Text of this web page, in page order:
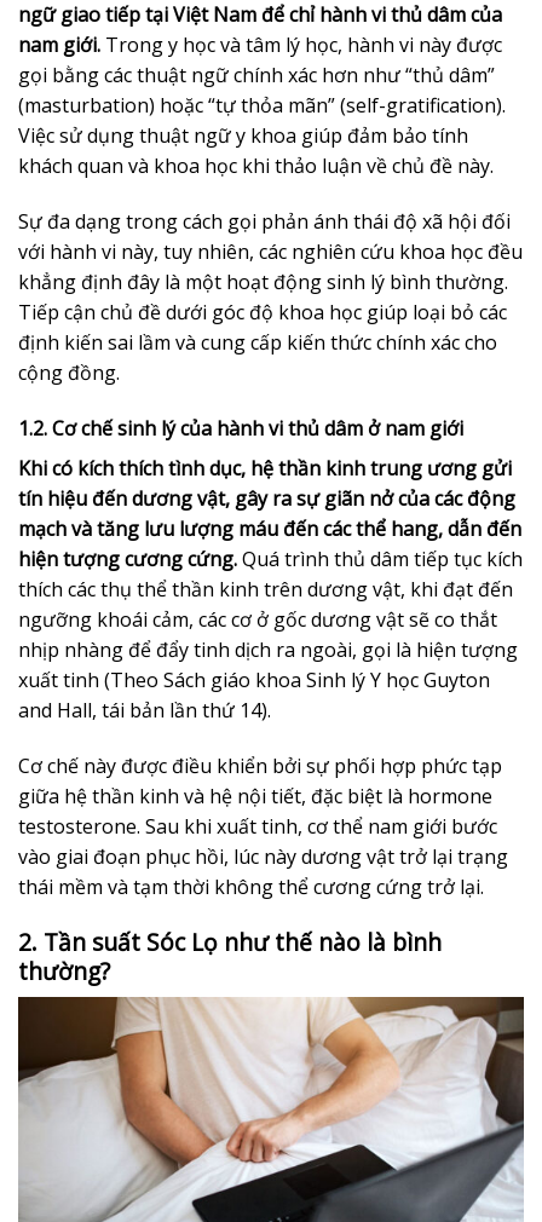
ngữ giao tiếp tại Việt Nam để chỉ hành vi thủ dâm của
nam giới. Trong y học và tâm lý học, hành vi này được
gọi bằng các thuật ngữ chính xác hơn như “thủ dâm”
(masturbation) hoặc “tự thỏa mãn” (self-gratification).
Việc sử dụng thuật ngữ y khoa giúp đảm bảo tính
khách quan và khoa học khi thảo luận về chủ đề này.
Sự đa dạng trong cách gọi phản ánh thái độ xã hội đối
với hành vi này, tuy nhiên, các nghiên cứu khoa học đều
khẳng định đây là một hoạt động sinh lý bình thường.
Tiếp cận chủ đề dưới góc độ khoa học giúp loại bỏ các
định kiến sai lầm và cung cấp kiến thức chính xác cho
cộng đồng.
1.2. Cơ chế sinh lý của hành vi thủ dâm ở nam giới
Khi có kích thích tình dục, hệ thần kinh trung ương gửi
tín hiệu đến dương vật, gây ra sự giãn nở của các động
mạch và tăng lưu lượng máu đến các thể hang, dẫn đến
hiện tượng cương cứng.Quá trình thủ dâm tiếp tục kích
thích các thụ thể thần kinh trên dương vật, khi đạt đến
ngưỡng khoái cảm, các cơ ở gốc dương vật sẽ co thắt
nhịp nhàng để đẩy tinh dịch ra ngoài, gọi là hiện tượng
xuất tinh (Theo Sách giáo khoa Sinh lý Y học Guyton
and Hall, tái bản lần thứ 14).
Cơ chế này được điều khiển bởi sự phối hợp phức tạp
giữa hệ thần kinh và hệ nội tiết, đặc biệt là hormone
testosterone. Sau khi xuất tinh, cơ thể nam giới bước
vào giai đoạn phục hồi, lúc này dương vật trở lại trạng
thái mềm và tạm thời không thể cương cứng trở lại.
2. Tần suất Sóc Lọ như thế nào là bình
thường?